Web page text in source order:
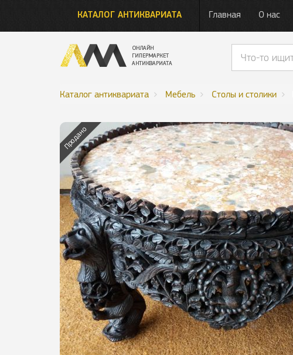
КАТАЛОГ АНТИКВАРИАТА Главная О нас
Каталог антиквариата Мебель Столы и столики
Продано